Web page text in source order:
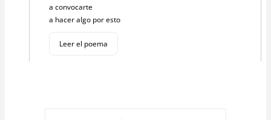
a convocarte
a hacer algo por esto
Leer el poema